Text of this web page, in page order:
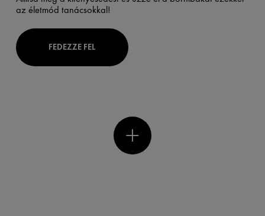
az életmód tanácsokkal!
FEDEZZE FEL